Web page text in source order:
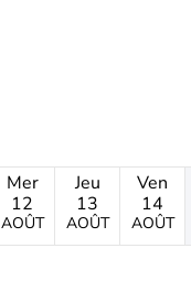
Mer
12
AOÛT
Jeu
13
AOÛT
Ven
14
AOÛT